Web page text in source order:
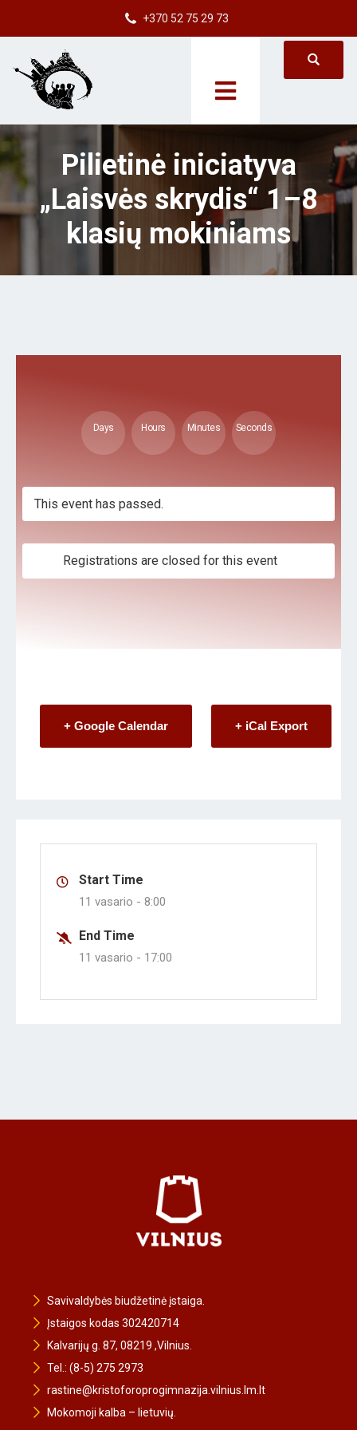
+370 52 75 29 73
Pilietinė iniciatyva
„Laisvės skrydis“ 1–8
klasių mokiniams
Days Hours Minutes Seconds
This event has passed.
Registrations are closed for this event
+ Google Calendar + iCal Export
Start Time
11 vasario - 8:00
End Time
11 vasario - 17:00
Savivaldybės biudžetinė įstaiga.
Įstaigos kodas 302420714
Kalvarijų g. 87, 08219 ,Vilnius.
Tel.: (8-5) 275 2973
rastine@kristoforoprogimnazija.vilnius.lm.lt
Mokomoji kalba – lietuvių.